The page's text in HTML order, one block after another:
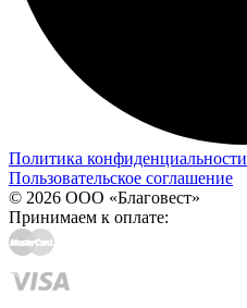
Политика конфиденциальности
Пользовательское соглашение
© 2026 ООО «Благовест»
Принимаем к оплате: